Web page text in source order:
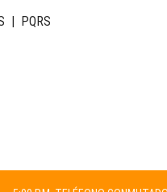
| PQRS